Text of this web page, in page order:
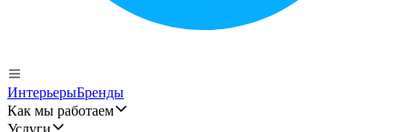
ИнтерьерыБренды
Как мы работаем
Услуги